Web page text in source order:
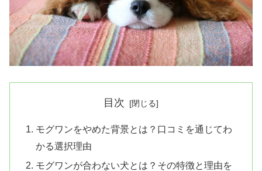
目次
モグワンをやめた背景とは？口コミを通じてわ
かる選択理由
モグワンが合わない犬とは？その特徴と理由を